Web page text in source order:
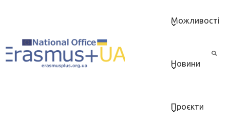
Можливості
Новини
Проєкти